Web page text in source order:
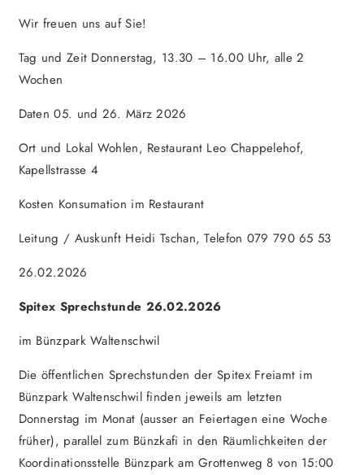
Wir freuen uns auf Sie!
Tag und Zeit Donnerstag, 13.30 – 16.00 Uhr, alle 2
Wochen
Daten 05. und 26. März 2026
Ort und Lokal Wohlen, Restaurant Leo Chappelehof,
Kapellstrasse 4
Kosten Konsumation im Restaurant
Leitung / Auskunft Heidi Tschan, Telefon 079 790 65 53
26.02.2026
Spitex Sprechstunde 26.02.2026
im Bünzpark Waltenschwil
Die öffentlichen Sprechstunden der Spitex Freiamt im
Bünzpark Waltenschwil finden jeweils am letzten
Donnerstag im Monat (ausser an Feiertagen eine Woche
früher), parallel zum Bünzkafi in den Räumlichkeiten der
Koordinationsstelle Bünzpark am Grottenweg 8 von 15:00